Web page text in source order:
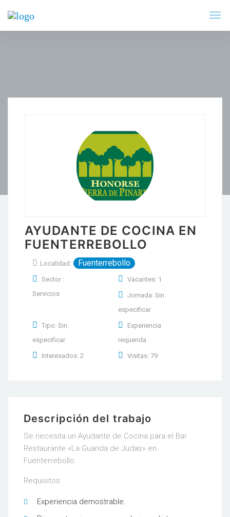
AYUDANTE DE COCINA EN
FUENTERREBOLLO
Localidad: Fuenterrebollo
Sector :
Servicios
Vacantes: 1
Jornada: Sin
especificar
Tipo: Sin
especificar
Experiencia
requerida
Interesados: 2 Visitas: 79
Descripción del trabajo
Se necesita un Ayudante de Cocina para el Bar
Restaurante «La Guarida de Judas» en
Fuenterrebollo.
Requisitos:
Experiencia demostrable.